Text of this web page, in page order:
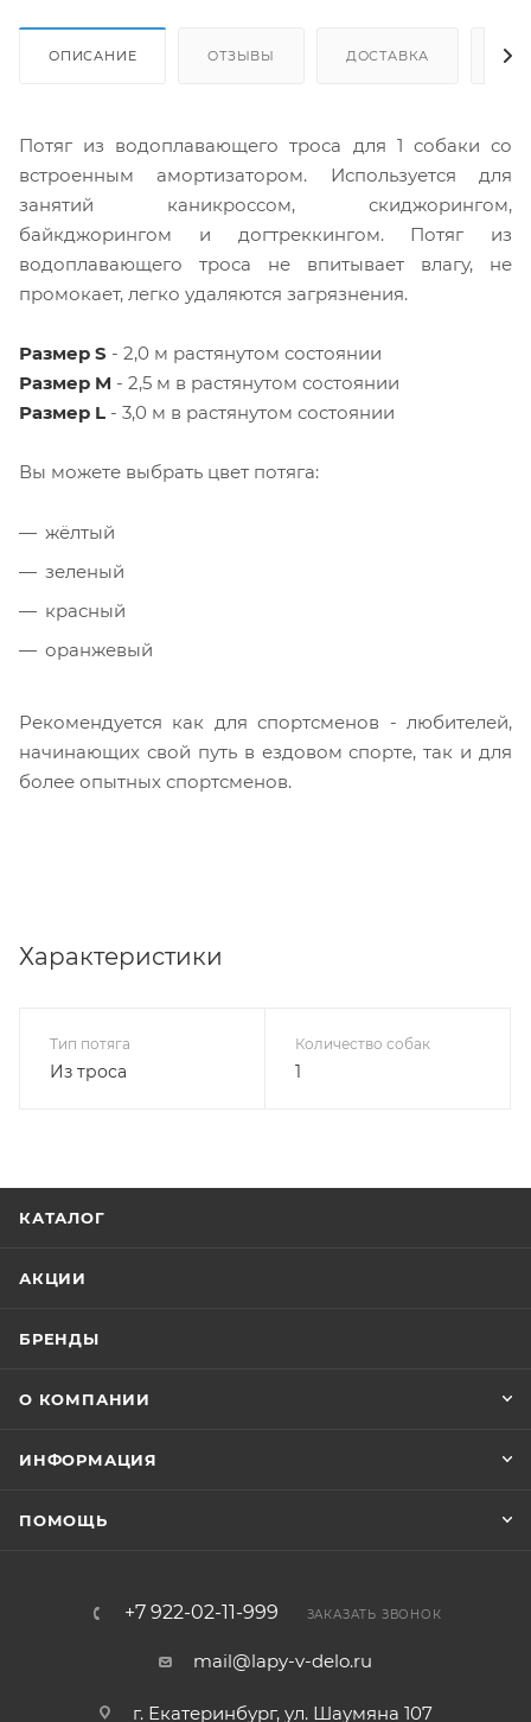
ОПИСАНИЕ ОТЗЫВЫ ДОСТАВКА
Потяг из водоплавающего троса для 1 собаки со
встроенным амортизатором. Используется для
занятий каникроссом, скиджорингом,
байкджорингом и догтреккингом. Потяг из
водоплавающего троса не впитывает влагу, не
промокает, легко удаляются загрязнения.
Размер S - 2,0 м растянутом состоянии
Размер M - 2,5 м в растянутом состоянии
Размер L - 3,0 м в растянутом состоянии
Вы можете выбрать цвет потяга:
жёлтый
зеленый
красный
оранжевый
Рекомендуется как для спортсменов - любителей,
начинающих свой путь в ездовом спорте, так и для
более опытных спортсменов.
Характеристики
Тип потяга
Из троса
Количество собак
1
КАТАЛОГ
АКЦИИ
БРЕНДЫ
О КОМПАНИИ
ИНФОРМАЦИЯ
ПОМОЩЬ
+7 922-02-11-999 ЗАКАЗАТЬ ЗВОНОК
mail@lapy-v-delo.ru
г. Екатеринбург, ул. Шаумяна 107